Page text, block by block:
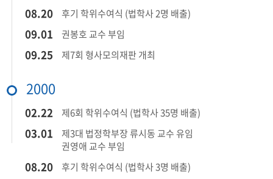
08.20​ 후기 학위수여식 (법학사 2명 배출)
09.01​ 권봉호 교수 부임​
​09.25​ 제7회 형사모의재판 개최​
2000
​02.22​ 제6회 학위수여식 (법학사 35명 배출)​
03.01​
제3대 법정학부장 류시동 교수 유임​
권영애 교수 부임​
08.20​ 후기 학위수여식 (법학사 3명 배출)​